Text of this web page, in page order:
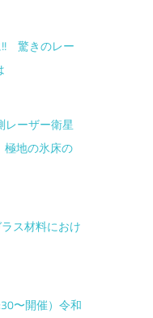
!! 驚きのレー
レーザー衛星
極地の氷床の
ス材料におけ
〜開催）令和